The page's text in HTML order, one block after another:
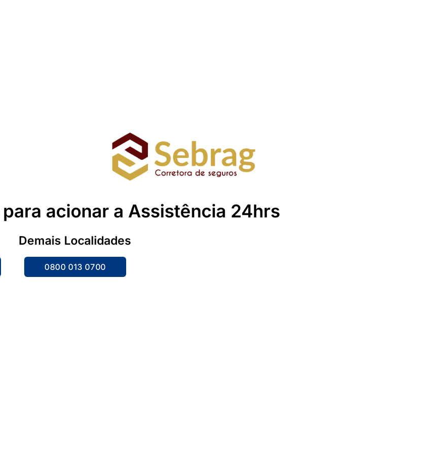
acionar a Assistência 24hrs
Demais Localidades
0800 013 0700